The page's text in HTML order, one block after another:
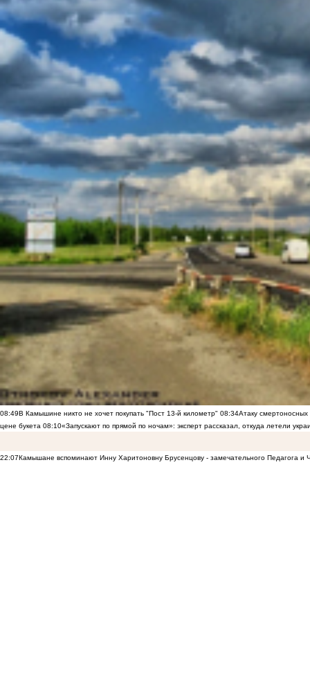
08:49В Камышине никто не хочет покупать "Пост 13-й километр" 08:34Атаку
цене букета 08:10«Запускают по прямой по ночам»: эксперт рассказал, откуда летели
22:07Камышане вспоминают Инну Харитоновну Брусенцову - замечательного Педагога и